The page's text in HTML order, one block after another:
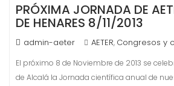
PRÓXIMA JORNADA DE
DE HENARES 8/11/2013
admin-aeter AETER, Congresos y
El próximo 8 de Noviembre de 2013 se
de Alcalá la Jornada científica anual de